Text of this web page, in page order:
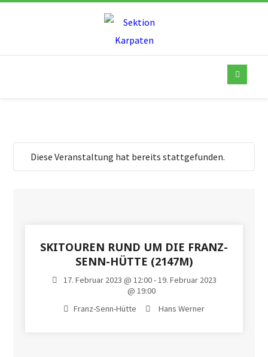
Diese Veranstaltung hat bereits stattgefunden.
SKITOUREN RUND UM DIE FRANZ-
SENN-HÜTTE (2147M)
17. Februar 2023 @ 12:00 - 19. Februar 2023
@ 19:00
Franz-Senn-Hütte
Hans Werner